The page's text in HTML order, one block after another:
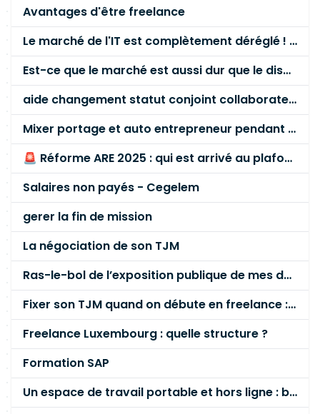
Avantages d'être freelance
Le marché de l'IT est complètement déréglé ! STOP à cette mascarade ! Il faut s'unir et résister !
Est-ce que le marché est aussi dur que le disent les commerciaux ?
aide changement statut conjoint collaborateur
Mixer portage et auto entrepreneur pendant des années - quel risque ?
🚨 Réforme ARE 2025 : qui est arrivé au plafond des 60 % en gardant son entreprise ?
Salaires non payés - Cegelem
gerer la fin de mission
La négociation de son TJM
Ras-le-bol de l’exposition publique de mes données personnelles liées à mon entreprise
Fixer son TJM quand on débute en freelance : la méthode mathématique (et pas au feeling) 🛑
Freelance Luxembourg : quelle structure ?
Formation SAP
Un espace de travail portable et hors ligne : besoin réel ou fausse bonne idée ?